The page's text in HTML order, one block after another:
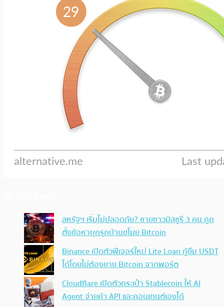
สหรัฐฯ เริ่มไม่ปลอดภัย? ชายชาวมิสซูรี 3 คน ถูก
ตั้งข้อหาบุกรุกบ้านขโมย Bitcoin
Binance เปิดตัวฟีเจอร์ใหม่ Lite Loan กู้ยืม USDT
ได้โดยไม่ต้องขาย Bitcoin จากพอร์ต
Cloudflare เปิดตัวกระเป๋า Stablecoin ให้ AI
Agent จ่ายค่า API และคอนเทนต์เองได้